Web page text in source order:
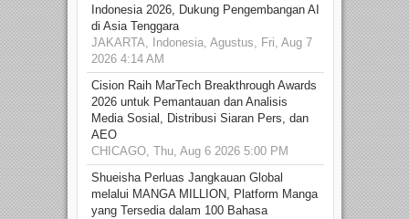
Indonesia 2026, Dukung Pengembangan AI
di Asia Tenggara
JAKARTA, Indonesia, Agustus, Fri, Aug 7
2026 4:14 AM
Cision Raih MarTech Breakthrough Awards
2026 untuk Pemantauan dan Analisis
Media Sosial, Distribusi Siaran Pers, dan
AEO
CHICAGO, Thu, Aug 6 2026 5:00 PM
Shueisha Perluas Jangkauan Global
melalui MANGA MILLION, Platform Manga
yang Tersedia dalam 100 Bahasa